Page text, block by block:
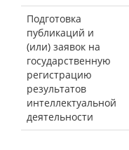
Подготовка
публикаций и
(или) заявок на
государственную
регистрацию
результатов
интеллектуальной
деятельности